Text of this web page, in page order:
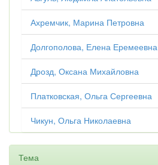
Ахремчик, Марина Петровна
Долгополова, Елена Еремеевна
Дрозд, Оксана Михайловна
Платковская, Ольга Сергеевна
Чикун, Ольга Николаевна
Тема